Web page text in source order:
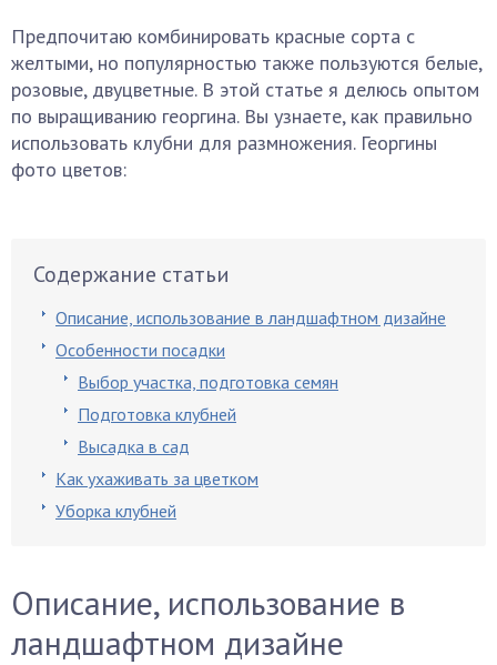
Предпочитаю комбинировать красные сорта с
желтыми, но популярностью также пользуются белые,
розовые, двуцветные. В этой статье я делюсь опытом
по выращиванию георгина. Вы узнаете, как правильно
использовать клубни для размножения. Георгины
фото цветов:
Содержание статьи
Описание, использование в ландшафтном дизайне
Особенности посадки
Выбор участка, подготовка семян
Подготовка клубней
Высадка в сад
Как ухаживать за цветком
Уборка клубней
Описание, использование в
ландшафтном дизайне